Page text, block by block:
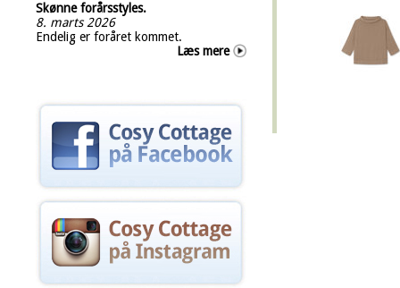
Skønne forårsstyles.
8. marts 2026
Endelig er foråret kommet.
Læs mere